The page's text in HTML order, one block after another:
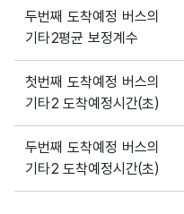
두번째 도착예정 버스의
기타2평균 보정계수
첫번째 도착예정 버스의
기타2 도착예정시간(초)
두번째 도착예정 버스의
기타2 도착예정시간(초)